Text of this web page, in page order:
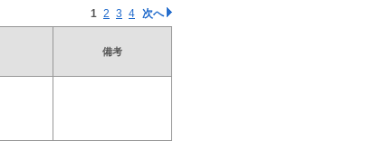
1 2 3 4 次へ
備考